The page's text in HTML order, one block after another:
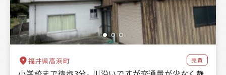
福井県高浜町 売買